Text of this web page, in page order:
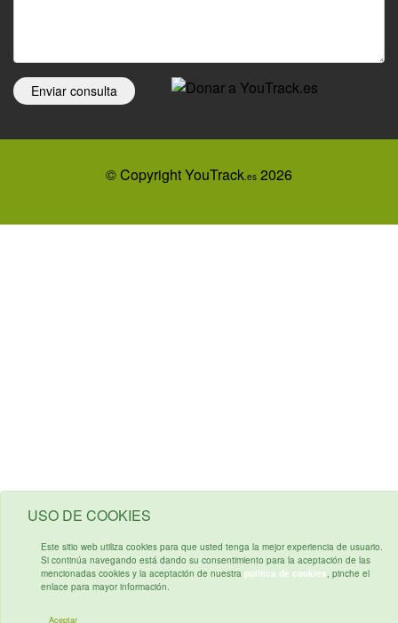
USO DE COOKIES
Este sitio web utiliza cookies para que usted tenga la mejor experiencia de usuario.
Si continúa navegando está dando su consentimiento para la aceptación de las
mencionadas cookies y la aceptación de nuestra política de cookies , pinche el
enlace para mayor información.
Aceptar
Enviar consulta
© Copyright YouTrack.es 2026